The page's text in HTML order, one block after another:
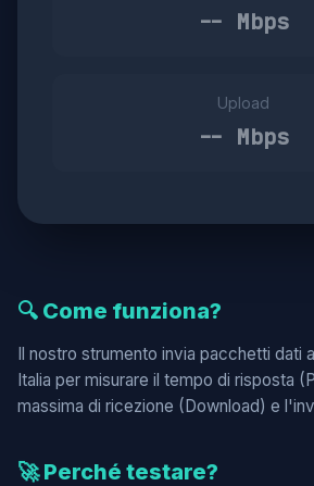
-- Mbps
Upload
-- Mbps
🔍 Come funziona?
Il nostro strumento invia pacchetti dati
Italia per misurare il tempo di risposta
massima di ricezione (Download) e
🚀 Perché testare?